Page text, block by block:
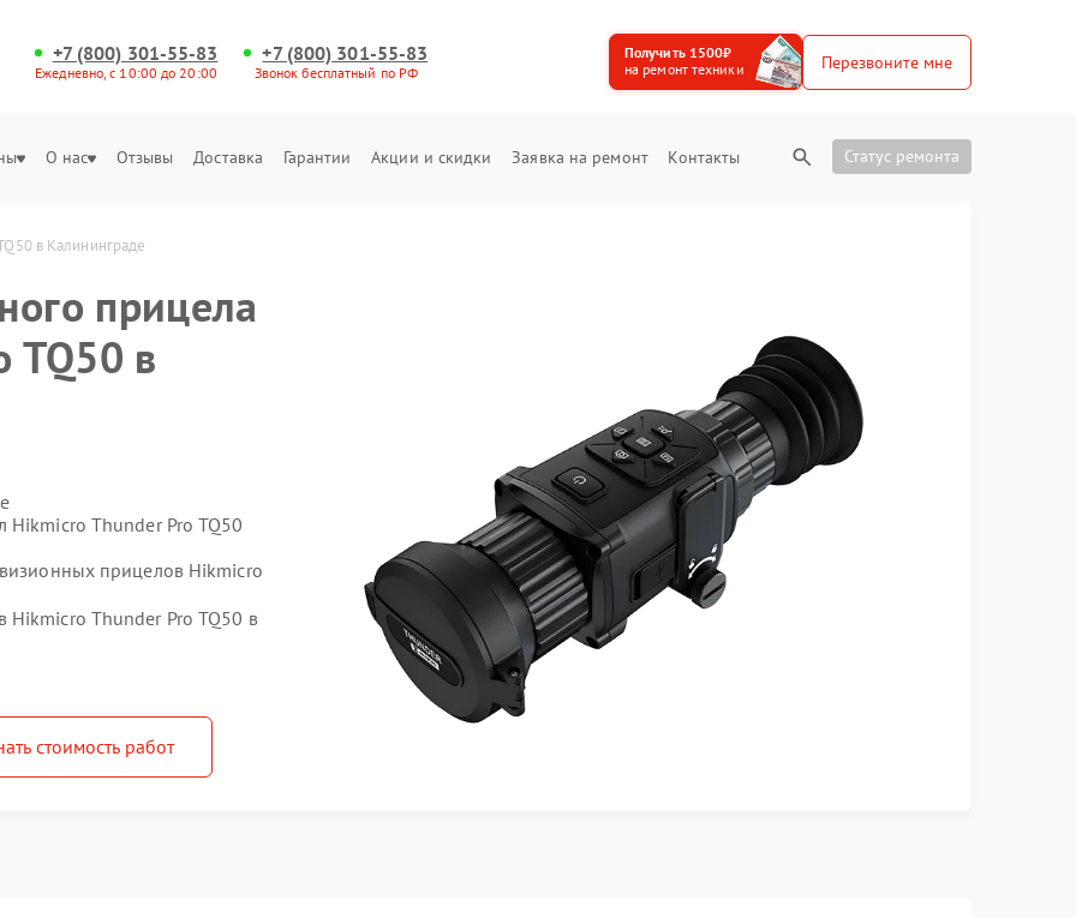
+7 (800) 301-55-83
Ежедневно, с 10:00 до 20:00
+7 (800) 301-55-83
Звонок бесплатный по РФ
Получить 1500₽
на ремонт техники
Перезвоните мне
О нас Отзывы Доставка Гарантии Акции и скидки Заявка на ремонт Контакты Статус ремонта
в Калининграде
прицела
TQ50 в
Hikmicro Thunder Pro TQ50
прицелов Hikmicro
Thunder Pro TQ50 в
стоимость работ